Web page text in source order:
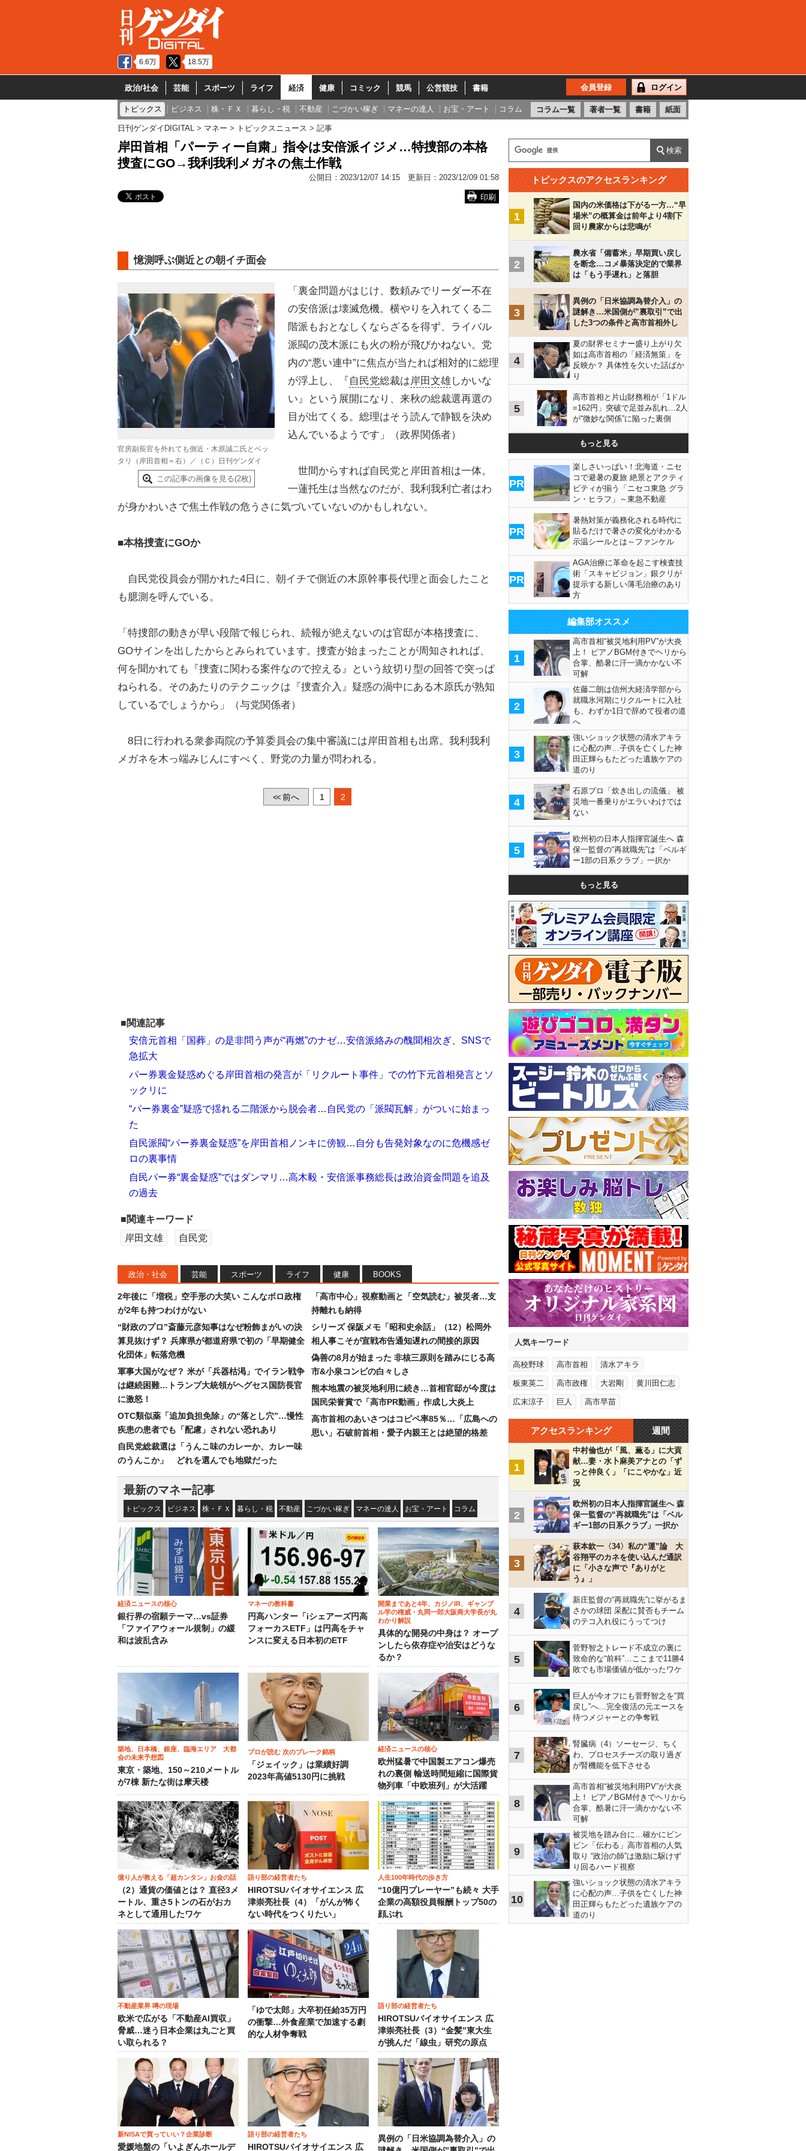
6.6万 18.5万
政治/社会 芸能 スポーツ ライフ 経済 健康 コミック 競馬 公営競技 書籍 会員登録 ログイン
トピックス ビジネス 株・ＦＸ 暮らし・税 不動産 こづかい稼ぎ マネーの達人 お宝・アート コラム コラム一覧 著者一覧 書籍 紙面
日刊ゲンダイDIGITAL マネー トピックスニュース 記事
岸田首相「パーティー自粛」指令は安倍派イジメ…特捜部の本格
捜査にGO→我利我利メガネの焦土作戦
公開日： 2023/12/07 14:15 更新日： 2023/12/09 01:58
印刷
憶測呼ぶ側近との朝イチ面会
官房副長官を外れても側近・木原誠二氏とベッ
タリ（岸田首相＝右）／（Ｃ）日刊ゲンダイ
この記事の画像を見る(2枚)
「裏金問題がはじけ、数頼みでリーダー不在
の安倍派は壊滅危機。横やりを入れてくる二
階派もおとなしくならざるを得ず、ライバル
派閥の茂木派にも火の粉が飛びかねない。党
内の“悪い連中”に焦点が当たれば相対的に総理
が浮上し、『 自民党総裁は岸田文雄しかいな
い』という展開になり、来秋の総裁選再選の
目が出てくる。総理はそう読んで静観を決め
込んでいるようです」（政界関係者）
世間からすれば自民党と岸田首相は一体。
一蓮托生は当然なのだが、我利我利亡者はわ
が身かわいさで焦土作戦の危うさに気づいていないのかもしれない。
■本格捜査にGOか
自民党役員会が開かれた4日に、朝イチで側近の木原幹事長代理と面会したこと
も臆測を呼んでいる。
「特捜部の動きが早い段階で報じられ、続報が絶えないのは官邸が本格捜査に、
GOサインを出したからとみられています。捜査が始まったことが周知されれば、
何を聞かれても『捜査に関わる案件なので控える』という紋切り型の回答で突っぱ
ねられる。そのあたりのテクニックは『捜査介入』疑惑の渦中にある木原氏が熟知
しているでしょうから」（与党関係者）
8日に行われる衆参両院の予算委員会の集中審議には岸田首相も出席。我利我利
メガネを木っ端みじんにすべく、野党の力量が問われる。
<<前へ 1 2
■関連記事
安倍元首相「国葬」の是非問う声が“再燃”のナゼ…安倍派絡みの醜聞相次ぎ、SNSで
急拡大
パー券裏金疑惑めぐる岸田首相の発言が「リクルート事件」での竹下元首相発言とソ
ックリに
“パー券裏金”疑惑で揺れる二階派から脱会者…自民党の「派閥瓦解」がついに始まっ
た
自民派閥“パー券裏金疑惑”を岸田首相ノンキに傍観…自分も告発対象なのに危機感ゼ
ロの裏事情
自民パー券“裏金疑惑”ではダンマリ…高木毅・安倍派事務総長は政治資金問題を追及
の過去
■関連キーワード
岸田文雄
自民党
政治・社会 芸能 スポーツ ライフ 健康 BOOKS
2年後に「増税」空手形の大笑い こんなボロ政権
が2年も持つわけがない
“財政のプロ”斎藤元彦知事はなぜ粉飾まがいの決
算見抜けず？ 兵庫県が都道府県で初の「早期健全
化団体」転落危機
軍事大国がなぜ？ 米が「兵器枯渇」でイラン戦争
は継続困難…トランプ大統領がヘグセス国防長官
に激怒！
OTC類似薬「追加負担免除」の“落とし穴”…慢性
疾患の患者でも「配慮」されない恐れあり
自民党総裁選は「うんこ味のカレーか、カレー味
のうんこか」 どれを選んでも地獄だった
「高市中心」視察動画と「空気読む」被災者…支
持離れも納得
シリーズ 保阪メモ「昭和史余話」（12）松岡外
相人事こそが宣戦布告通知遅れの間接的原因
偽善の8月が始まった 非核三原則を踏みにじる高
市&小泉コンビの白々しさ
熊本地震の被災地利用に続き…首相官邸が今度は
国民栄誉賞で「高市PR動画」作成し大炎上
高市首相のあいさつはコピペ率85％…「広島への
思い」石破前首相・愛子内親王とは絶望的格差
最新のマネー記事
トピックス ビジネス 株・ＦＸ 暮らし・税 不動産 こづかい稼ぎ マネーの達人 お宝・アート コラム
経済ニュースの核心
銀行界の宿願テーマ…vs証券
「ファイアウォール規制」の緩
和は波乱含み
マネーの教科書
円高ハンター「iシェアーズ円高
フォーカスETF」は円高をチャ
ンスに変える日本初のETF
開業まであと4年、カジノIR、ギャンブ
ル学の権威・丸岡一郎大阪商大学長が丸
わかり解説
具体的な開発の中身は？ オープ
ンしたら依存症や治安はどうな
るか？
築地、日本橋、銀座、臨海エリア 大都
会の未来予想図
東京・築地、150～210メートル
が7棟 新たな街は摩天楼
プロが読む 次のブレーク銘柄
「ジェイック」は業績好調
2023年高値5130円に挑戦
経済ニュースの核心
欧州猛暑で中国製エアコン爆売
れの裏側 輸送時間短縮に国際貨
物列車「中欧班列」が大活躍
億り人が教える「超カンタン」お金の話
（2）通貨の価値とは？ 直径3メ
ートル、重さ5トンの石がおカ
ネとして通用したワケ
語り部の経営者たち
HIROTSUバイオサイエンス 広
津崇亮社長（4）「がんが怖く
ない時代をつくりたい」
人生100年時代の歩き方
“10億円プレーヤー”も続々 大手
企業の高額役員報酬トップ50の
顔ぶれ
不動産業界 噂の現場
欧米で広がる「不動産AI買収」
脅威…迷う日本企業は丸ごと買
い取られる？
「ゆで太郎」大卒初任給35万円
の衝撃…外食産業で加速する劇
的な人材争奪戦
語り部の経営者たち
HIROTSUバイオサイエンス 広
津崇亮社長（3）“金髪”東大生
が挑んだ「線虫」研究の原点
新NISAで買っていい？企業診断
愛媛地盤の「いよぎんホールデ
語り部の経営者たち
HIROTSUバイオサイエンス 広
異例の「日米協調為替介入」の
トピックスのアクセスランキング
1
国内の米価格は下がる一方…“早
場米”の概算金は前年より4割下
回り農家からは悲鳴が
2
農水省「備蓄米」早期買い戻し
を断念…コメ暴落決定的で業界
は「もう手遅れ」と落胆
3
異例の「日米協調為替介入」の
謎解き…米国側が”裏取引”で出
した3つの条件と高市首相外し
4
夏の財界セミナー盛り上がり欠
如は高市首相の「経済無策」を
反映か？ 具体性を欠いた話ばか
り
5
高市首相と片山財務相が「1ドル
=162円」突破で足並み乱れ…2人
が“微妙な関係”に陥った裏側
もっと見る
PR
楽しさいっぱい！北海道・ニセ
コで避暑の夏旅 絶景とアクティ
ビティが揃う「ニセコ東急 グラ
ン・ヒラフ」～東急不動産
PR
暑熱対策が義務化される時代に
貼るだけで暑さの変化がわかる
示温シールとは～ファンケル
PR
AGA治療に革命を起こす検査技
術「スキャビジョン」銀クリが
提示する新しい薄毛治療のあり
方
編集部オススメ
1
高市首相“被災地利用PV”が大炎
上！ ピアノBGM付きでヘリから
合掌、酷暑に汗一滴かかない不
可解
2
佐藤二朗は信州大経済学部から
就職氷河期にリクルートに入社
も、わずか1日で辞めて役者の道
へ
3
強いショック状態の清水アキラ
に心配の声…子供を亡くした神
田正輝らもたどった遺族ケアの
道のり
4
石原プロ「炊き出しの流儀」 被
災地一番乗りがエラいわけでは
ない
5
欧州初の日本人指揮官誕生へ 森
保一監督の“再就職先”は「ベルギ
ー1部の日系クラブ」一択か
もっと見る
人気キーワード
高校野球 高市首相 清水アキラ
板東英二 高市政権 大岩剛 黄川田仁志
広末涼子 巨人 高市早苗
アクセスランキング 週間
1
中村倫也が「風、薫る」に大貢
献…妻・水卜麻美アナとの「ず
っと仲良く」「にこやかな」近
況
2
欧州初の日本人指揮官誕生へ 森
保一監督の“再就職先”は「ベル
ギー1部の日系クラブ」一択か
3
萩本欽一〈34〉私の“運”論 大
谷翔平のカネを使い込んだ通訳
に「小さな声で『ありがと
う』」
4
新庄監督の“再就職先”に挙がるま
さかの球団 采配に賛否もチーム
のテコ入れ役にうってつけ
5
菅野智之トレード不成立の裏に
致命的な“前科”…ここまで11勝4
敗でも市場価値が低かったワケ
6
巨人が今オフにも菅野智之を“買
戻し”へ…完全復活の元エースを
待つメジャーとの争奪戦
7
腎臓病（4）ソーセージ、ちく
わ、プロセスチーズの取り過ぎ
が腎機能を低下させる
8
高市首相“被災地利用PV”が大炎
上！ ピアノBGM付きでヘリから
合掌、酷暑に汗一滴かかない不
可解
9
被災地を踏み台に…確かにビン
ビン「伝わる」高市首相の人気
取り “政治の師”は激励に駆けず
り回るハード視察
10
強いショック状態の清水アキラ
に心配の声…子供を亡くした神
田正輝らもたどった遺族ケアの
道のり